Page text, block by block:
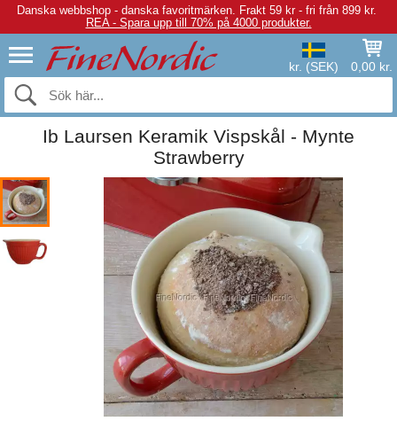
Danska webbshop - danska favoritmärken. Frakt 59 kr - fri från 899 kr.
REA - Spara upp till 70% på 4000 produkter.
kr. (SEK) 0,00 kr.
Ib Laursen Keramik Vispskål - Mynte
Strawberry